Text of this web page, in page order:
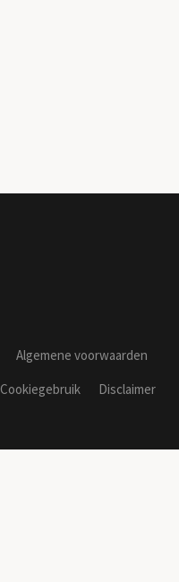
Algemene voorwaarden
Cookiegebruik
Disclaimer